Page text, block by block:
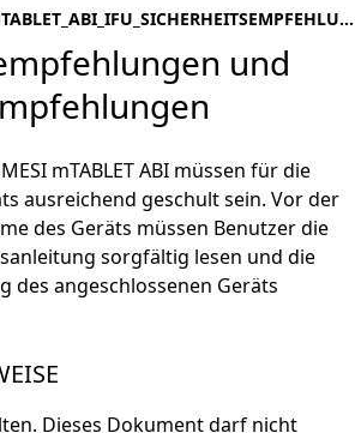
und
mTABLET ABI müssen für die
ausreichend geschult sein. Vor der
des Geräts müssen Benutzer die
sorgfältig lesen und die
des angeschlossenen Geräts
Dieses Dokument darf nicht